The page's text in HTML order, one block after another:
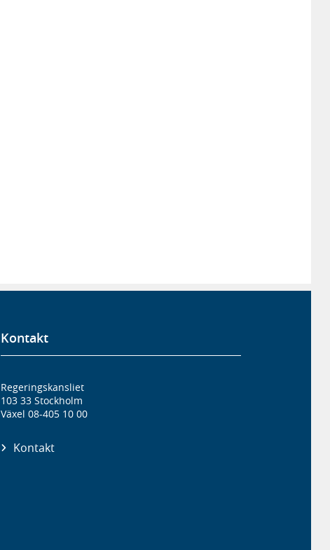
Kontakt
Regeringskansliet
103 33 Stockholm
Växel 08-405 10 00
Kontakt